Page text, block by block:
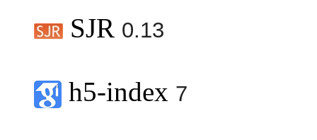
SJR 0.13
h5-index 7